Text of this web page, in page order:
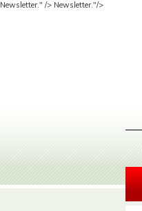
Newsletter." /> Newsletter."/>